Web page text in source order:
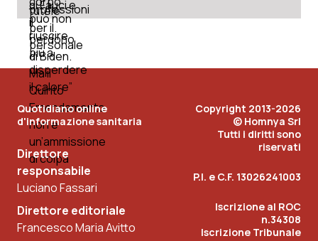
Quotidiano online
d'informazione sanitaria
Direttore
responsabile
Luciano Fassari
Direttore editoriale
Francesco Maria Avitto
Copyright 2013-2026
© Homnya Srl
Tutti i diritti sono
riservati
P.I. e C.F. 13026241003
Iscrizione al ROC
n.34308
Iscrizione Tribunale